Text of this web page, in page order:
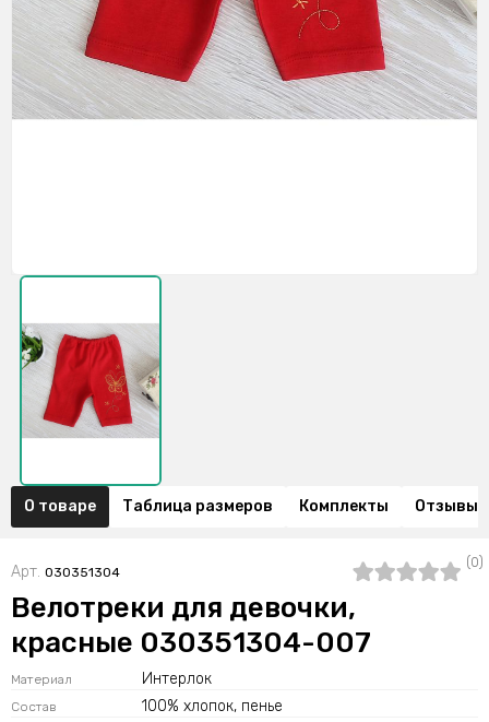
О товаре Таблица размеров Комплекты Отзывы
Арт. 030351304
(0)
Велотреки для девочки,
красные 030351304-007
Материал Интерлок
Состав 100% хлопок, пенье